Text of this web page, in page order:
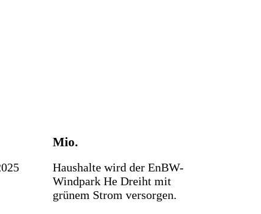
Mio.
Haushalte wird der EnBW-
Windpark He Dreiht mit
grünem Strom versorgen.